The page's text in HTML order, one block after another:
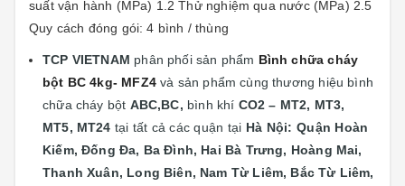
suất vận hành (MPa) 1.2 Thử nghiệm qua nước (MPa) 2.5
Quy cách đóng gói: 4 bình / thùng
TCP VIETNAM phân phối sản phẩm Bình chữa cháy
bột BC 4kg- MFZ4và sản phẩm cùng thương hiệu bình
chữa cháy bột ABC,BC, bình khí CO2 – MT2, MT3,
MT5, MT24 tại tất cả các quận tại Hà Nội: Quận Hoàn
Kiếm, Đống Đa, Ba Đình, Hai Bà Trưng, Hoàng Mai,
Thanh Xuân, Long Biên, Nam Từ Liêm, Bắc Từ Liêm,